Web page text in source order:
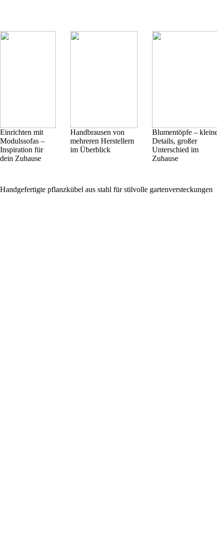
Einrichten mit
Modulssofas –
Inspiration für
dein Zuhause
Handbrausen von
mehreren Herstellern
im Überblick
Blumentöpfe –
Details, großer
Unterschied im
Zuhause
Handgefertigte pflanzkübel aus stahl für stilvolle gartenversteckungen